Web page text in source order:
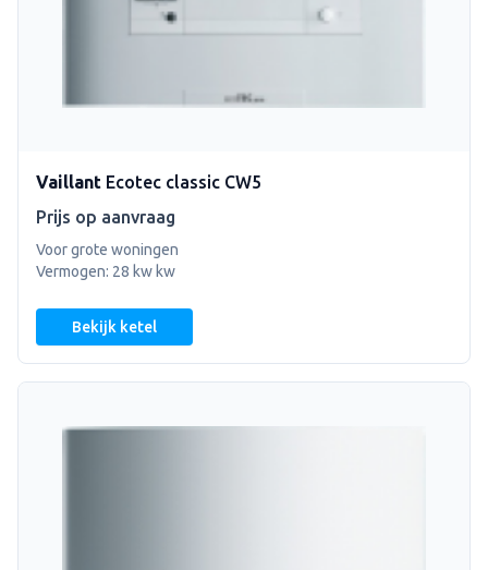
Vaillant Ecotec classic CW5
Prijs op aanvraag
Voor grote woningen
Vermogen: 28 kw kw
Bekijk ketel